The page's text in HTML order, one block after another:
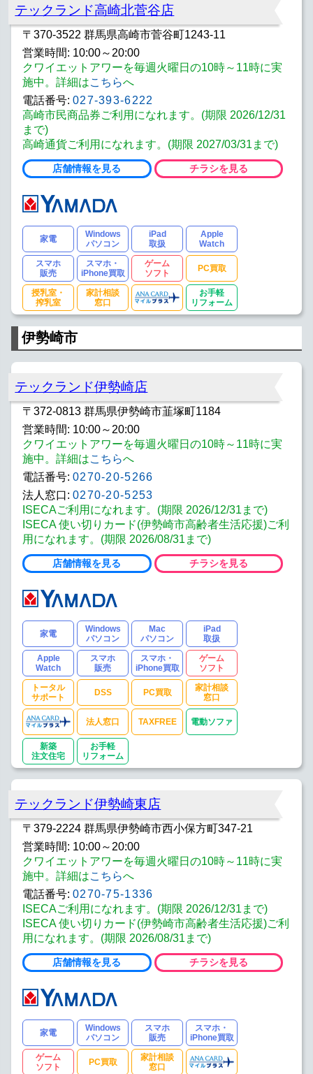
テックランド高崎北菅谷店
〒370-3522 群馬県高崎市菅谷町1243-11
営業時間: 10:00～20:00
クワイエットアワーを毎週火曜日の10時～11時に実
施中。詳細はこちらへ
電話番号: 027-393-6222
高崎市民商品券ご利用になれます。(期限 2026/12/31
まで)
高崎通貨ご利用になれます。(期限 2027/03/31まで)
店舗情報を見る チラシを見る
家電
Windows
パソコン
iPad
取扱
Apple
Watch
スマホ
販売
スマホ・
iPhone買取
ゲーム
ソフト
PC買取
授乳室・
搾乳室
家計相談
窓口
お手軽
リフォーム
伊勢崎市
テックランド伊勢崎店
〒372-0813 群馬県伊勢崎市韮塚町1184
営業時間: 10:00～20:00
クワイエットアワーを毎週火曜日の10時～11時に実
施中。詳細はこちらへ
電話番号: 0270-20-5266
法人窓口: 0270-20-5253
ISECAご利用になれます。(期限 2026/12/31まで)
ISECA 使い切りカード(伊勢崎市高齢者生活応援)ご利
用になれます。(期限 2026/08/31まで)
店舗情報を見る チラシを見る
家電
Windows
パソコン
Mac
パソコン
iPad
取扱
Apple
Watch
スマホ
販売
スマホ・
iPhone買取
ゲーム
ソフト
トータル
サポート
DSS PC買取
家計相談
窓口
法人窓口 TAXFREE 電動ソファ
新築
注文住宅
お手軽
リフォーム
テックランド伊勢崎東店
〒379-2224 群馬県伊勢崎市西小保方町347-21
営業時間: 10:00～20:00
クワイエットアワーを毎週火曜日の10時～11時に実
施中。詳細はこちらへ
電話番号: 0270-75-1336
ISECAご利用になれます。(期限 2026/12/31まで)
ISECA 使い切りカード(伊勢崎市高齢者生活応援)ご利
用になれます。(期限 2026/08/31まで)
店舗情報を見る チラシを見る
家電
Windows
パソコン
スマホ
販売
スマホ・
iPhone買取
ゲーム
ソフト
PC買取
家計相談
窓口